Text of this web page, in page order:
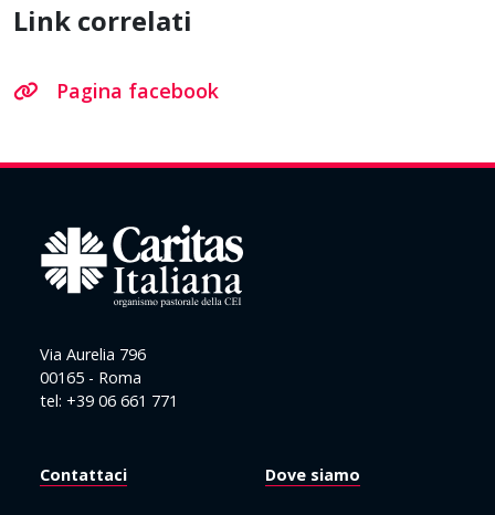
Link correlati
Pagina facebook
Via Aurelia 796
00165 - Roma
tel: +39 06 661 771
Contattaci Dove siamo